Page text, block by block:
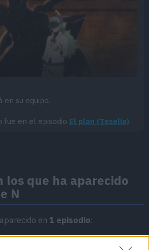
en su equipo.
fue en el episodio El plan (Teselia).
los que ha aparecido
N
en 1 episodio: